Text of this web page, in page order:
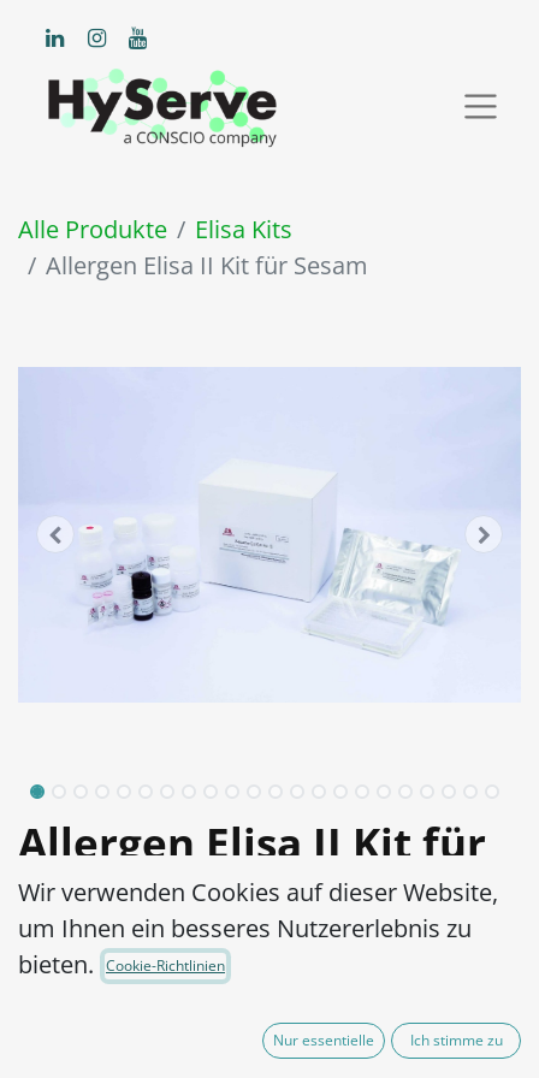
Alle Produkte
Elisa Kits
Allergen Elisa II Kit für Sesam
Allergen Elisa II Kit für
Sesam
Artikel-Nr.:1500222-001
und erhitzten Lebensmitteln
Wir verwenden Cookies auf dieser Website,
um Ihnen ein besseres Nutzererlebnis zu
bieten.
Cookie-Richtlinien
Nur essentielle Ich stimme zu